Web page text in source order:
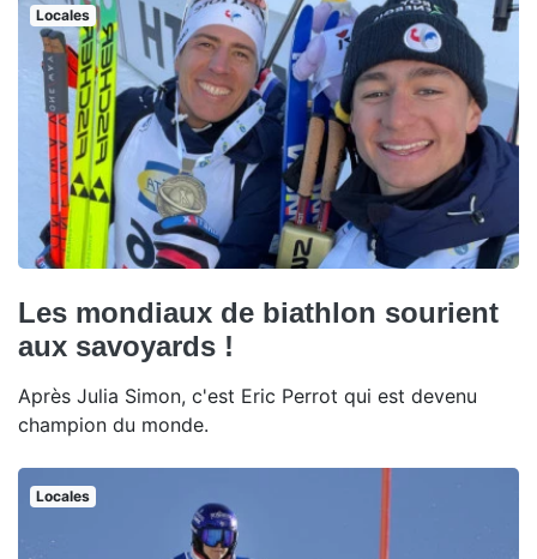
Locales
Les mondiaux de biathlon sourient
aux savoyards !
Après Julia Simon, c'est Eric Perrot qui est devenu
champion du monde.
Locales